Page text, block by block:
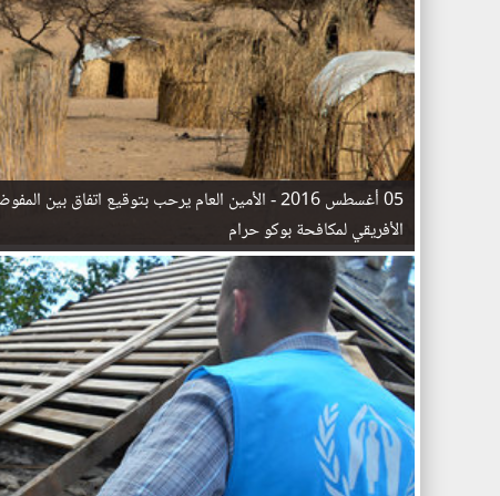
05 أغسطس 2016 -
الأمين العام يرحب بتوقيع اتفاق بين
الأفريقي لمكافحة بوكو حرام
ا
ل
ص
ف
ح
ا
ت